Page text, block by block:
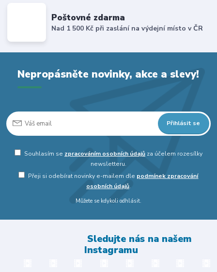
Poštovné zdarma
Nad 1 500 Kč při zaslání na výdejní místo v ČR
Nepropásněte novinky, akce a slevy!
Přihlásit se
Souhlasím se zpracováním osobních údajůza účelem rozesílky
newsletteru.
Přeji si odebírat novinky e-mailem dle podmínek zpracování
osobních údajů.
Můžete se kdykoli odhlásit.
Sledujte nás na našem
Instagramu